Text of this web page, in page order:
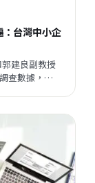
台灣中小企
建良副教授
查數據，把